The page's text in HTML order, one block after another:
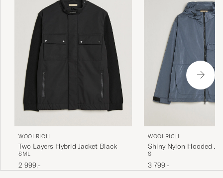
WOOLRICH
Two Layers Hybrid Jacket Black
SML
2 999,-
WOOLRICH
Shiny Nylon Hooded
Grisaille
S
3 799,-